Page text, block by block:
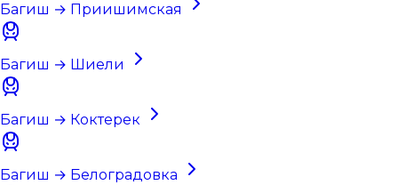
Багиш → Приишимская
Багиш → Шиели
Багиш → Коктерек
Багиш → Белоградовка